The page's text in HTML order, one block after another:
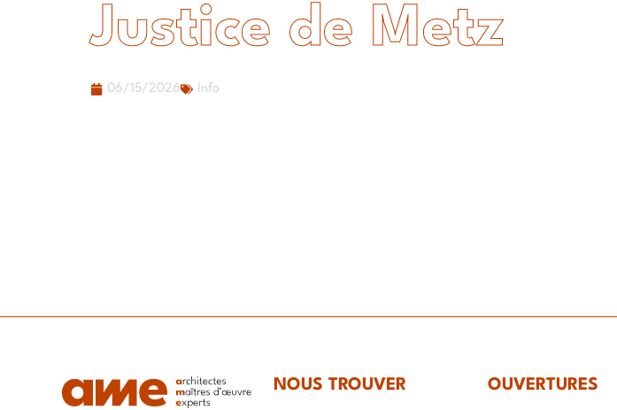
Justice de Metz
06/15/2026 Info
NOUS TROUVER OUVERTURES